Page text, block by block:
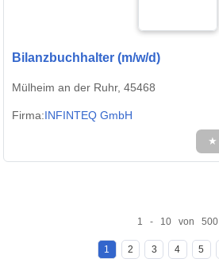
Bilanzbuchhalter (m/w/d)
Mülheim an der Ruhr, 45468
Firma:INFINTEQ GmbH
★
1 - 10 von 500
1 2 3 4 5